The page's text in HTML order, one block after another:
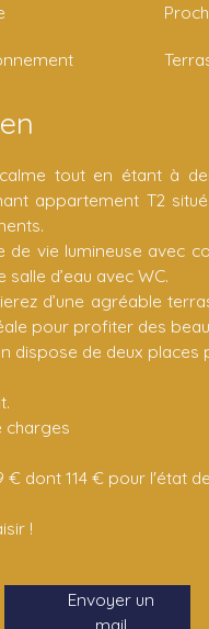
tout en étant à
appartement T2 situé
de vie lumineuse avec
d’eau avec WC.
d’une agréable
pour profiter des
dispose de deux places
charges
dont 114 € pour l'état
!
Envoyer un